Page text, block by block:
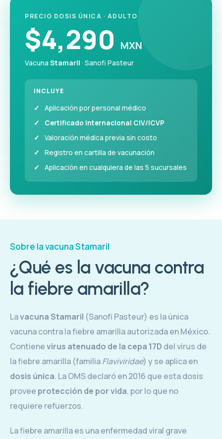
PRECIO DOSIS ÚNICA · ADULTO
$4,290 MXN
Vacuna Stamaril · Sanofi Pasteur
INCLUYE
Aplicación por personal médico
Certificado Internacional CIV/ICVP
Valoración médica previa sin costo
Registro en cartilla de vacunación
Aplicación en cualquiera de las 5 sucursales
Sobre la vacuna Stamaril
¿Qué es la vacuna contra
la fiebre amarilla?
Lavacuna Stamaril (Sanofi Pasteur) es la única
vacuna contra la fiebre amarilla autorizada en México.
Contienevirus atenuado de la cepa 17D del virus de
la fiebre amarilla (familiaFlaviviridae) y se aplica en
dosis única. La OMS declaró en 2016 que esta dosis
provee protección de por vida, por lo que no
requiere refuerzos.
La fiebre amarilla es una enfermedad viral grave